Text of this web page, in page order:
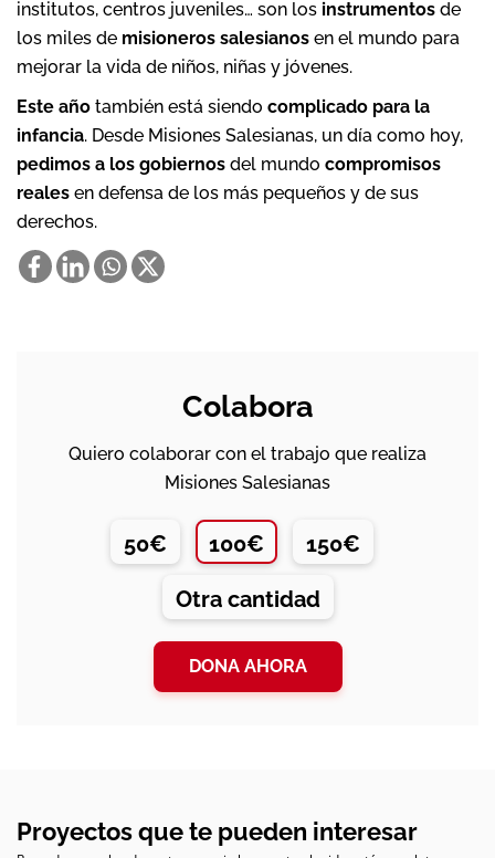
institutos, centros juveniles… son los instrumentos de
los miles de misioneros salesianos en el mundo para
mejorar la vida de niños, niñas y jóvenes.
Este año también está siendo complicado para la
infancia. Desde Misiones Salesianas, un día como hoy,
pedimos a los gobiernos del mundo compromisos
reales en defensa de los más pequeños y de sus
derechos.
Colabora
Quiero colaborar con el trabajo que realiza
Misiones Salesianas
50€ 100€ 150€
Otra cantidad
DONA AHORA
Proyectos que te pueden interesar